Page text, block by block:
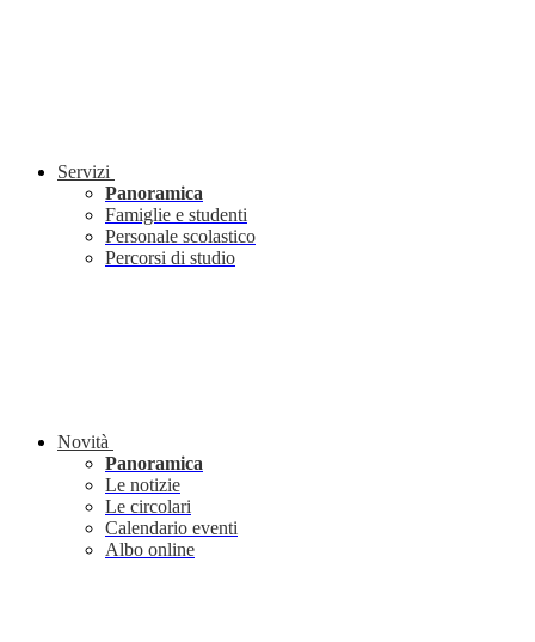
Servizi
Panoramica
Famiglie e studenti
Personale scolastico
Percorsi di studio
Novità
Panoramica
Le notizie
Le circolari
Calendario eventi
Albo online